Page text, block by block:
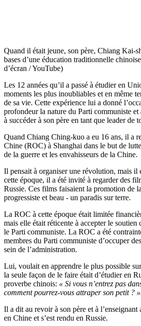
Quand il était jeune, son père, Chiang Kai-
bases d’une éducation traditionnelle
d’écran / YouTube)
Les 12 années qu’il a passé à étudier en
moments les plus inoubliables et en même
de sa vie. Cette expérience lui a donné
profondeur la nature du Parti communiste
à succéder à son père en tant que leader de
Quand Chiang Ching-kuo a eu 16 ans, il a
Chine (ROC) à Shanghai dans le but de
de la guerre et les envahisseurs de la Chine.
Il pensait à organiser une révolution, mais il
cette époque, il a été invité à regarder des
Russie. Ces films faisaient la promotion de
progressiste et beau - un paradis sur terre.
La ROC à cette époque était limitée
mais elle était réticente à accepter le soutien
le Parti communiste. La ROC a été
membres du Parti communiste d’occuper
sein de l’administration.
Lui, voulait en apprendre le plus possible
la seule façon de le faire était d’étudier en
proverbe chinois: « Si vous n’entrez pas
comment pourrez-vous attraper son petit ?
Il a dit au revoir à son père et à
en Chine et s’est rendu en Russie.